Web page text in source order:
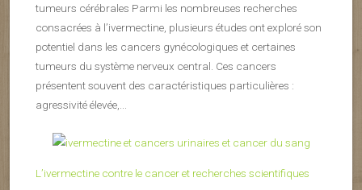
tumeurs cérébrales Parmi les nombreuses recherches
consacrées à l’ivermectine, plusieurs études ont exploré son
potentiel dans les cancers gynécologiques et certaines
tumeurs du système nerveux central. Ces cancers
présentent souvent des caractéristiques particulières :
agressivité élevée,...
L’ivermectine contre le cancer et recherches scientifiques